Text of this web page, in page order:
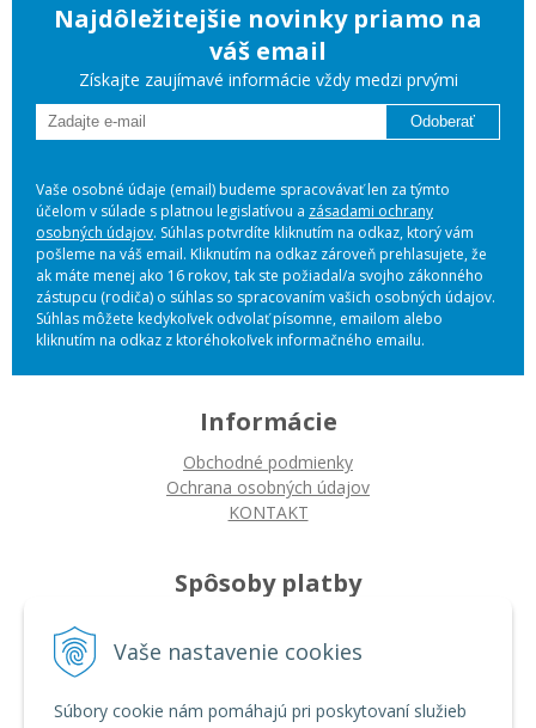
Vaše nastavenie cookies
Súbory cookie nám pomáhajú pri poskytovaní služieb
Najdôležitejšie novinky priamo na
váš email
Získajte zaujímavé informácie vždy medzi prvými
Odoberať
Vaše osobné údaje (email) budeme spracovávať len za týmto
účelom v súlade s platnou legislatívou a zásadami ochrany
osobných údajov. Súhlas potvrdíte kliknutím na odkaz, ktorý vám
pošleme na váš email. Kliknutím na odkaz zároveň prehlasujete, že
ak máte menej ako 16 rokov, tak ste požiadal/a svojho zákonného
zástupcu (rodiča) o súhlas so spracovaním vašich osobných údajov.
Súhlas môžete kedykoľvek odvolať písomne, emailom alebo
kliknutím na odkaz z ktoréhokoľvek informačného emailu.
Informácie
Obchodné podmienky
Ochrana osobných údajov
KONTAKT
Spôsoby platby
Platba bankovým prevodom